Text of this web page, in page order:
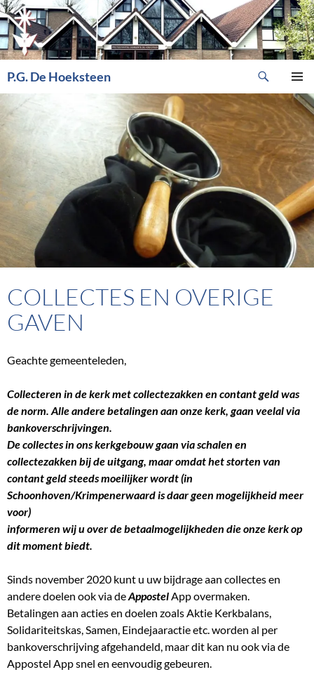
Ga
naar
de
inhoud
P.G. De Hoeksteen
MENU
COLLECTES EN OVERIGE
GAVEN
Geachte gemeenteleden,
Collecteren in de kerk met collectezakken en contant geld was
de norm. Alle andere betalingen aan onze kerk, gaan veelal via
bankoverschrijvingen.
De collectes in ons kerkgebouw gaan via schalen en
collectezakken bij de uitgang, maar omdat het storten van
contant geld steeds moeilijker wordt (in
Schoonhoven/Krimpenerwaard is daar geen mogelijkheid meer
voor)
informeren wij u over de betaalmogelijkheden die onze kerk op
dit moment biedt.
Sinds november 2020 kunt u uw bijdrage aan collectes en
andere doelen ook via deAppostelApp overmaken.
Betalingen aan acties en doelen zoals Aktie Kerkbalans,
Solidariteitskas, Samen, Eindejaaractie etc. worden al per
bankoverschrijving afgehandeld, maar dit kan nu ook via de
Appostel App snel en eenvoudig gebeuren.